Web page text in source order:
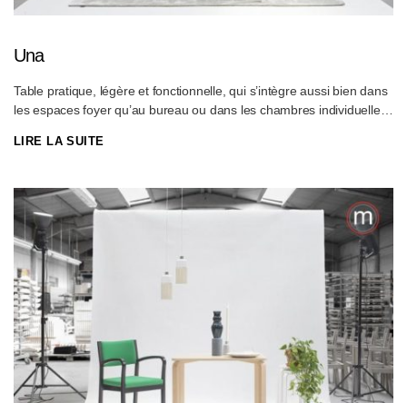
Una
Table pratique, légère et fonctionnelle, qui s’intègre aussi bien dans
les espaces foyer qu’au bureau ou dans les chambres individuelles.
accessible aux chaises roulantes, ce qui représente un atout dans
LIRE LA SUITE